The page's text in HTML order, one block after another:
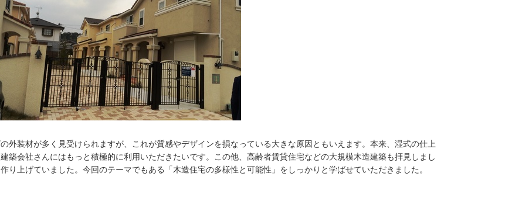
外装材が多く見受けられますが、これが質感やデザインを損なっている大きな原因ともいえます。本来、湿式の仕上
築会社さんにはもっと積極的に利用いただきたいです。この他、高齢者賃貸住宅などの大規模木造建築も拝見しまし
り上げていました。今回のテーマでもある「木造住宅の多様性と可能性」をしっかりと学ばせていただきました。